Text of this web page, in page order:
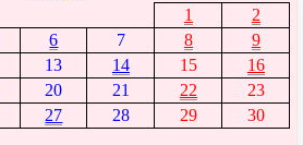
1
2
6 7 8
9
13 14 15
16
20 21 22
23
27 28 29
30